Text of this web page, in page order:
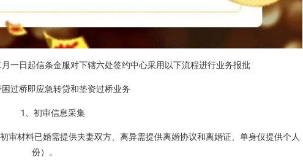
一日起信条金服对下辖六处签约中心采用以下流程进行业务报批
过桥即应急转贷和垫资过桥业务
1、初审信息采集
审材料已婚需提供夫妻双方、离异需提供离婚协议和离婚证、单身仅提供个人
份）。